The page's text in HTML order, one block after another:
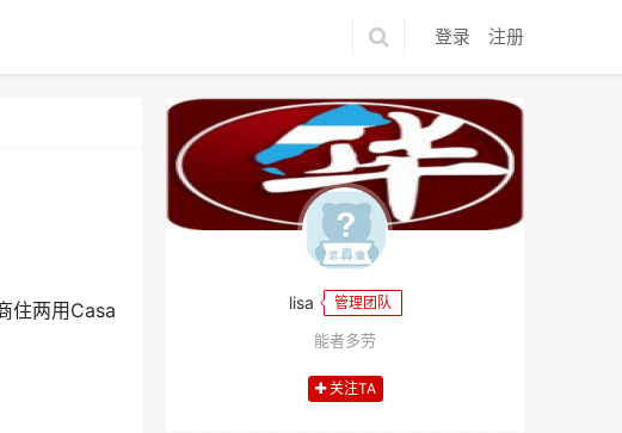
登录 注册
住两用Casa lisa 管理团队
能者多劳
关注TA